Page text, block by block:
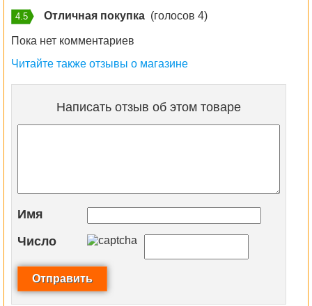
4.5 Отличная покупка (голосов 4)
Пока нет комментариев
Читайте также отзывы о магазине
Написать отзыв об этом товаре
Имя
Число